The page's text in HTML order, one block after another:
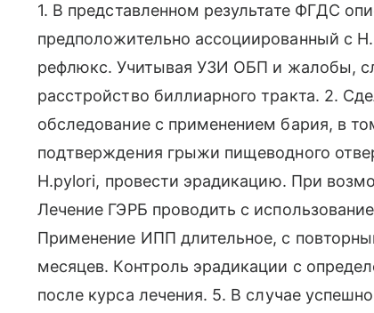
1. В представленном результате ФГДС
предположительно ассоциированный с
рефлюкс. Учитывая УЗИ ОБП и жалобы,
расстройство биллиарного тракта. 2.
обследование с применением бария, в
подтверждения грыжи пищеводного
H.pylori, провести эрадикацию. При
Лечение ГЭРБ проводить с
Применение ИПП длительное, с
месяцев. Контроль эрадикации с
после курса лечения. 5. В случае